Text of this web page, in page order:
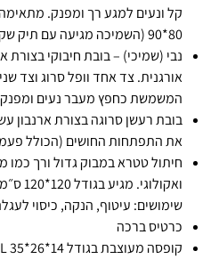
קל ונעים למגע רך ומפנק.
80*90 (השמיכה מגיעה עם תיק שק תואם לשימוש מגוון)
אורגנית. צד אחד וופל סרוג וצד
המשמשת כחפץ מעבר נעים
בובת רעשן סרוגה בצורת ארנבון
את התפתחות החושים (הכולל
חיתול טטרא במבוק גדול ורך כמו
שימושים: עיטוף, הנקה, כיסוי
כרטיס ברכה
קופסה מעוצבת בגודל L 35*26*14